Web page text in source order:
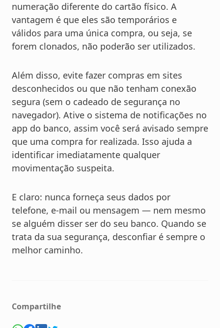
numeração diferente do cartão físico. A
vantagem é que eles são temporários e
válidos para uma única compra, ou seja, se
forem clonados, não poderão ser utilizados.
Além disso, evite fazer compras em sites
desconhecidos ou que não tenham conexão
segura (sem o cadeado de segurança no
navegador). Ative o sistema de notificações no
app do banco, assim você será avisado sempre
que uma compra for realizada. Isso ajuda a
identificar imediatamente qualquer
movimentação suspeita.
E claro: nunca forneça seus dados por
telefone, e-mail ou mensagem — nem mesmo
se alguém disser ser do seu banco. Quando se
trata da sua segurança, desconfiar é sempre o
melhor caminho.
Compartilhe